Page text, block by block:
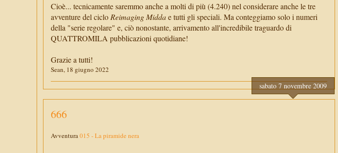
Cioè... tecnicamente saremmo anche a molti di più (4.240) nel considerare anche le tre
avventure del cicloReimaging Middae tutti gli speciali. Ma conteggiamo solo i numeri
della "serie regolare" e, ciò nonostante, arrivamento all'incredibile traguardo di
QUATTROMILA pubblicazioni quotidiane!
Grazie a tutti!
Sean, 18 giugno 2022
sabato 7 novembre 2009
666
Avventura015 - La piramide nera